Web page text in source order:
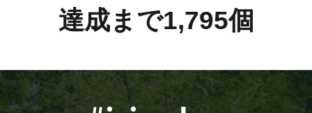
達成まで1,795個